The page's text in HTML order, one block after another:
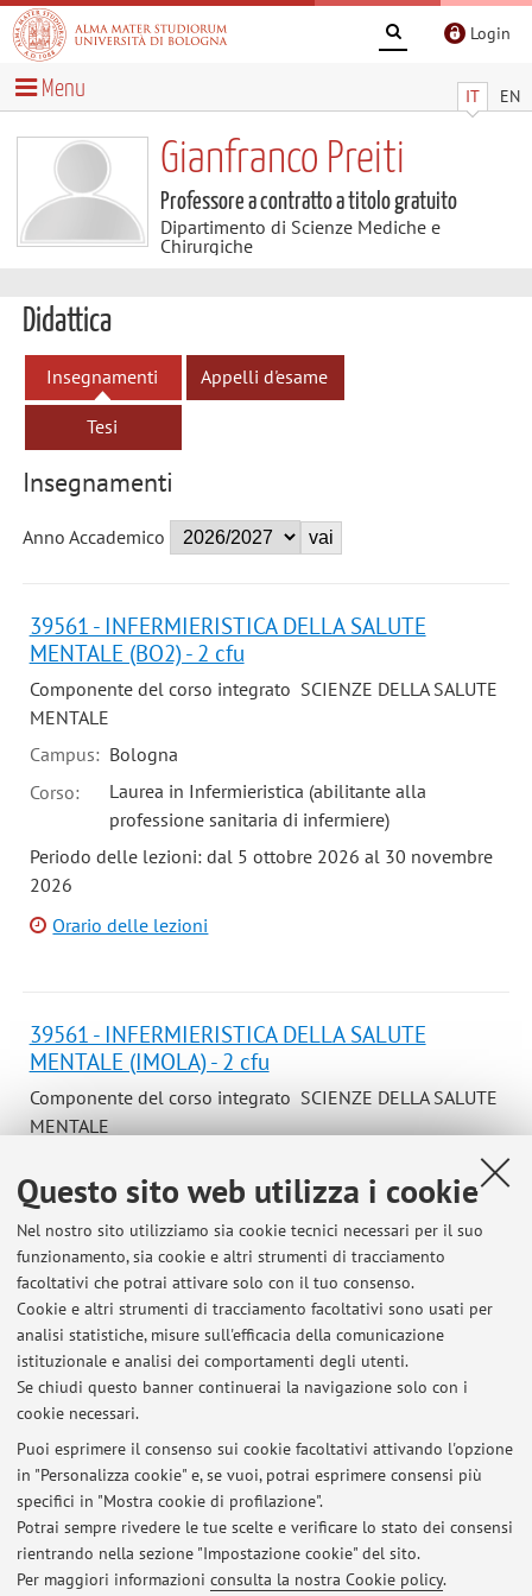
Questo sito web utilizza i cookie
Nel nostro sito utilizziamo sia cookie tecnici necessari per il suo
funzionamento, sia cookie e altri strumenti di tracciamento
facoltativi che potrai attivare solo con il tuo consenso.
Cookie e altri strumenti di tracciamento facoltativi sono usati per
analisi statistiche, misure sull'efficacia della comunicazione
istituzionale e analisi dei comportamenti degli utenti.
Se chiudi questo banner continuerai la navigazione solo con i
cookie necessari.
Puoi esprimere il consenso sui cookie facoltativi attivando l'opzione
in "Personalizza cookie" e, se vuoi, potrai esprimere consensi più
specifici in "Mostra cookie di profilazione".
Potrai sempre rivedere le tue scelte e verificare lo stato dei consensi
rientrando nella sezione "Impostazione cookie" del sito.
Per maggiori informazioni consulta la nostra Cookie policy.
Login
IT EN
Menu
Gianfranco Preiti
Professore a contratto a titolo gratuito
Dipartimento di Scienze Mediche e
Chirurgiche
Didattica
Insegnamenti Appelli d'esame
Tesi
Insegnamenti
Anno Accademico
39561 - INFERMIERISTICA DELLA SALUTE
MENTALE (BO2) - 2 cfu
Componente del corso integrato SCIENZE DELLA SALUTE
MENTALE
Campus: Bologna
Corso:
Laurea in Infermieristica (abilitante alla
professione sanitaria di infermiere)
Periodo delle lezioni: dal 5 ottobre 2026 al 30 novembre
2026
Orario delle lezioni
39561 - INFERMIERISTICA DELLA SALUTE
MENTALE (IMOLA) - 2 cfu
Componente del corso integrato SCIENZE DELLA SALUTE
MENTALE
Corso:
Laurea in Infermieristica (abilitante alla
professione sanitaria di infermiere)
Periodo delle lezioni: dal 14 ottobre 2026 al 16 dicembre
2026
Orario delle lezioni
Ultimi avvisi
esami
Pubblicato il: 16 giugno 2025